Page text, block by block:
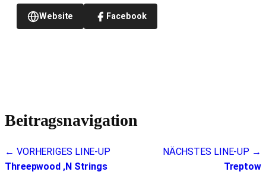
Website Facebook
Beitragsnavigation
← VORHERIGES LINE-UP
Threepwood ‚N Strings
NÄCHSTES LINE-UP →
Treptow